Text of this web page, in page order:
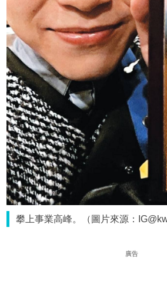
攀上事業高峰。（圖片來源：
廣告